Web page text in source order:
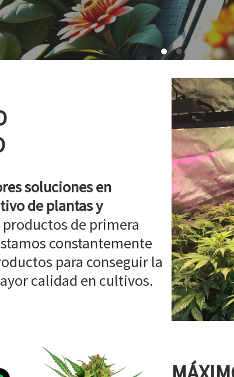
soluciones en
de plantas y
de primera
constantemente
para conseguir la
calidad en cultivos.